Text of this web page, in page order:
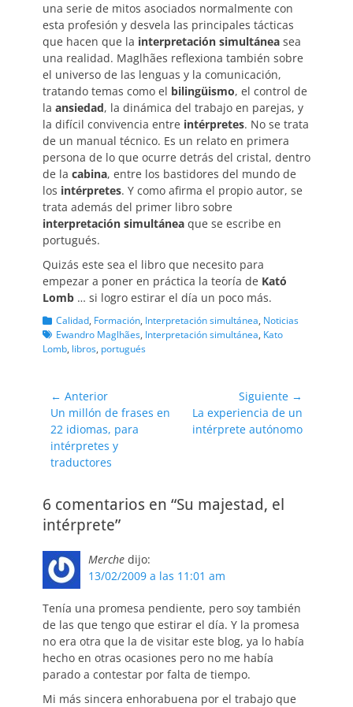
una serie de mitos asociados normalmente con
esta profesión y desvela las principales tácticas
que hacen que la interpretación simultánea sea
una realidad. Maglhães reflexiona también sobre
el universo de las lenguas y la comunicación,
tratando temas como el bilingüismo, el control de
la ansiedad, la dinámica del trabajo en parejas, y
la difícil convivencia entre intérpretes. No se trata
de un manual técnico. Es un relato en primera
persona de lo que ocurre detrás del cristal, dentro
de la cabina, entre los bastidores del mundo de
los intérpretes. Y como afirma el propio autor, se
trata además del primer libro sobre
interpretación simultánea que se escribe en
portugués.
Quizás este sea el libro que necesito para
empezar a poner en práctica la teoría de Kató
Lomb … si logro estirar el día un poco más.
Categorias
Calidad, Formación, Interpretación simultánea, Noticias
Ewandro Maglhães, Interpretación simultánea, Kato
Lomb, libros, portugués
Navegación
de
entradas
← Anterior
Entrada
anterior:
Un millón de frases en
22 idiomas, para
intérpretes y
traductores
Siguiente →
Entrada
siguiente:
La experiencia de un
intérprete autónomo
6 comentarios en “Su majestad, el
intérprete”
Merche dijo:
13/02/2009 a las 11:01 am
Tenía una promesa pendiente, pero soy también
de las que tengo que estirar el día. Y la promesa
no era otra que la de visitar este blog, ya lo había
hecho en otras ocasiones pero no me había
parado a contestar por falta de tiempo.
Mi más sincera enhorabuena por el trabajo que